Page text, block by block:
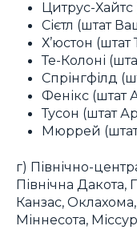
Цитрус-Хайтс
Сієтл (штат
Х’юстон
Те-Колоні
Спрінгфілд
Фенікс (штат
Тусон (штат
Мюррей
г) Північно-
Північна Дакота,
Канзас,
Міннесота,